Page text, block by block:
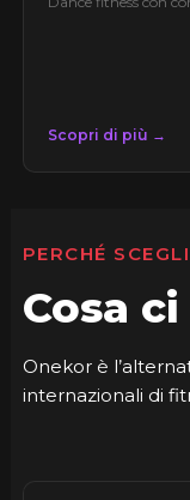
Scopri di più →
PERCHÉ
Cosa
Onekor è
internazionali di